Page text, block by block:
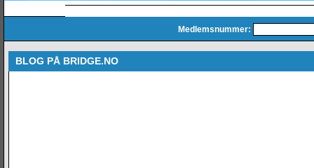
Medlemsnummer:
BLOG PÅ BRIDGE.NO